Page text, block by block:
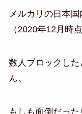
メルカリの日本
（2020年12月時
数人ブロックし
ん。
もしも面倒だっ